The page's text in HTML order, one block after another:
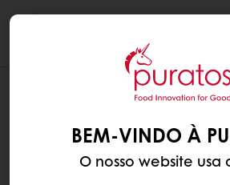
BEM-VINDO À
O nosso website usa